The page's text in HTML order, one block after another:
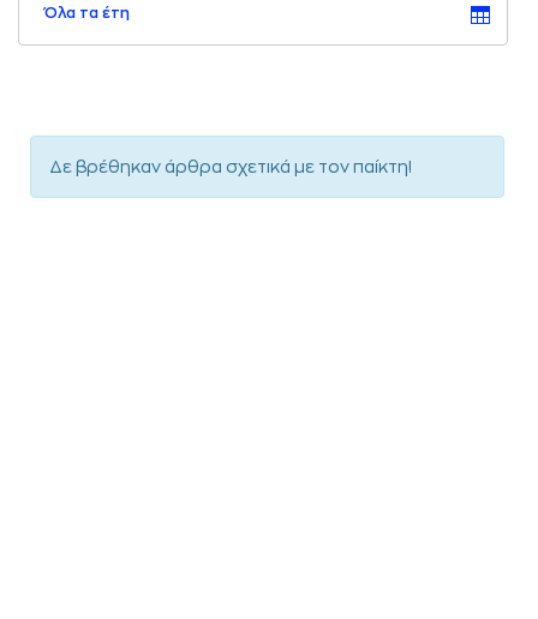
Όλα τα έτη
Δε βρέθηκαν άρθρα σχετικά με τον παίκτη!